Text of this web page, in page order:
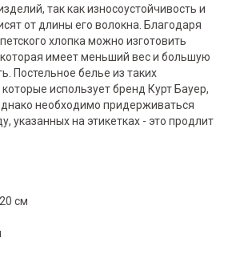
так как износоустойчивость и
от длины его волокна. Благодаря
хлопка можно изготовить
имеет меньший вес и большую
Постельное белье из таких
использует бренд Курт Бауер,
необходимо придерживаться
указанных на этикетках - это продлит
см